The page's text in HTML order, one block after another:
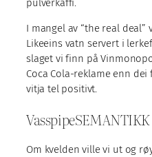
pulverkaffi.
I mangel av “the real
Likeeins vatn servert i
slaget vi finn på
Coca Cola-reklame enn
vitja tel positivt.
VasspipeSEMANTIKK
Om kvelden ville vi ut og